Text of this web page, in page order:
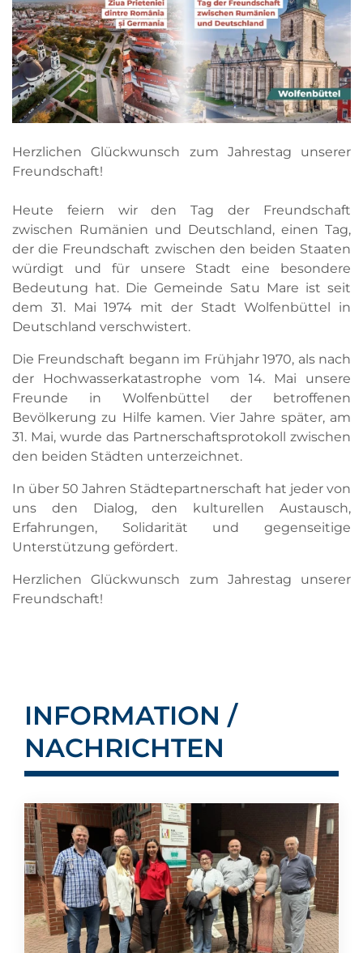
Herzlichen Glückwunsch zum Jahrestag unserer
Freundschaft!
Heute feiern wir den Tag der Freundschaft
zwischen Rumänien und Deutschland, einen Tag,
der die Freundschaft zwischen den beiden Staaten
würdigt und für unsere Stadt eine besondere
Bedeutung hat. Die Gemeinde Satu Mare ist seit
dem 31. Mai 1974 mit der Stadt Wolfenbüttel in
Deutschland verschwistert.
Die Freundschaft begann im Frühjahr 1970, als nach
der Hochwasserkatastrophe vom 14. Mai unsere
Freunde in Wolfenbüttel der betroffenen
Bevölkerung zu Hilfe kamen. Vier Jahre später, am
31. Mai, wurde das Partnerschaftsprotokoll zwischen
den beiden Städten unterzeichnet.
In über 50 Jahren Städtepartnerschaft hat jeder von
uns den Dialog, den kulturellen Austausch,
Erfahrungen, Solidarität und gegenseitige
Unterstützung gefördert.
Herzlichen Glückwunsch zum Jahrestag unserer
Freundschaft!
INFORMATION /
NACHRICHTEN